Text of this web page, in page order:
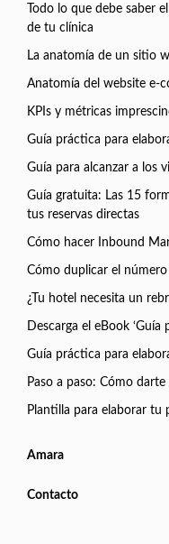
Todo lo que debe saber
de tu clínica
La anatomía de un sitio
Anatomía del website e-
KPIs y métricas
Guía práctica para
Guía para alcanzar a los
Guía gratuita: Las 15
tus reservas directas
Cómo hacer Inbound
Cómo duplicar el
¿Tu hotel necesita un
Descarga el eBook
Guía práctica para
Paso a paso: Cómo
Plantilla para elaborar tu
Amara
Contacto